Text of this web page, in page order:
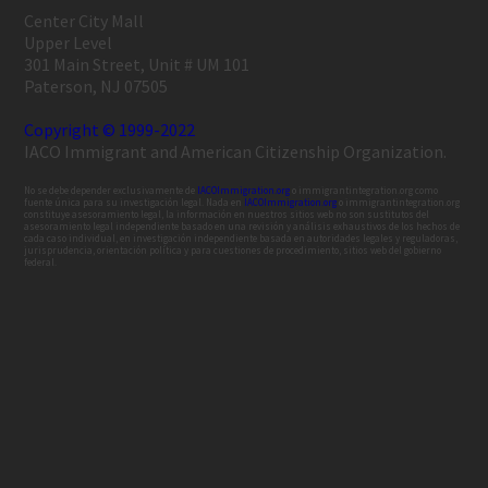
Center City Mall
Upper Level
301 Main Street, Unit # UM 101
Paterson, NJ 07505
Copyright © 1999-2022
IACO Immigrant and American Citizenship Organization.
No se debe depender exclusivamente de IACOImmigration.org o immigrantintegration.org como
fuente única para su investigación legal. Nada en IACOImmigration.org o immigrantintegration.org
constituye asesoramiento legal, la información en nuestros sitios web no son sustitutos del
asesoramiento legal independiente basado en una revisión y análisis exhaustivos de los hechos de
cada caso individual, en investigación independiente basada en autoridades legales y reguladoras,
jurisprudencia, orientación política y para cuestiones de procedimiento, sitios web del gobierno
federal.